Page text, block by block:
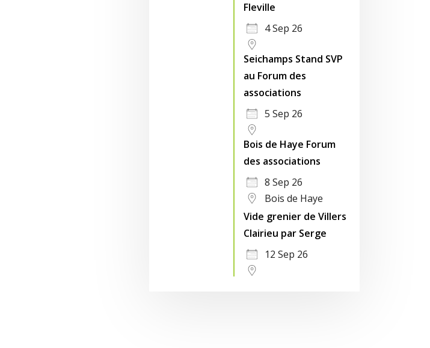
Fleville
4 Sep 26
Seichamps Stand SVP
au Forum des
associations
5 Sep 26
Bois de Haye Forum
des associations
8 Sep 26
Bois de Haye
Vide grenier de Villers
Clairieu par Serge
12 Sep 26